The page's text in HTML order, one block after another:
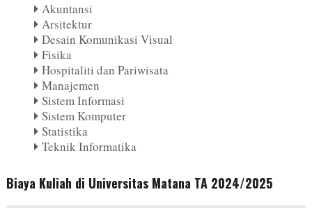
Akuntansi
Arsitektur
Desain Komunikasi Visual
Fisika
Hospitaliti dan Pariwisata
Manajemen
Sistem Informasi
Sistem Komputer
Statistika
Teknik Informatika
Biaya Kuliah di Universitas Matana TA 2024/2025